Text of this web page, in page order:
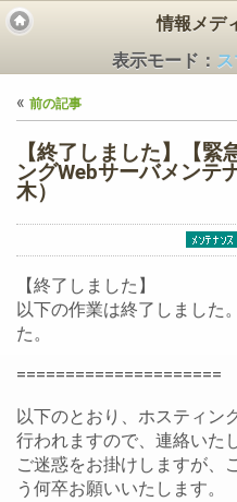
ス
情報メデ
表示モード：
« 前の記事
【終了しました】【緊
ングWebサーバメンテ
木）
【終了しました】
以下の作業は終了しました
た。
=====================
以下のとおり、ホスティン
行われますので、連絡いた
ご迷惑をお掛けしますが、
う何卒お願いいたします。